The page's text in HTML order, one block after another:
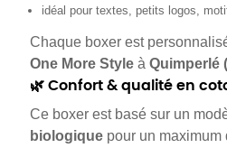
idéal pour textes, petits logos,
Chaque boxer est
One More Style àQuimperlé
🌿 Confort & qualité en
Ce boxer est basé sur un
biologique pour un maximum